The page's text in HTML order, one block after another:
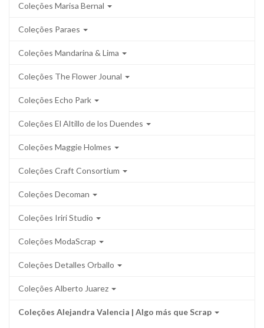
Coleções Marisa Bernal
Coleções Paraes
Coleções Mandarina & Lima
Coleções The Flower Jounal
Coleções Echo Park
Coleções El Altillo de los Duendes
Coleções Maggie Holmes
Coleções Craft Consortium
Coleções Decoman
Coleções Iriri Studio
Coleções ModaScrap
Coleções Detalles Orballo
Coleções Alberto Juarez
Coleções Alejandra Valencia | Algo más que Scrap